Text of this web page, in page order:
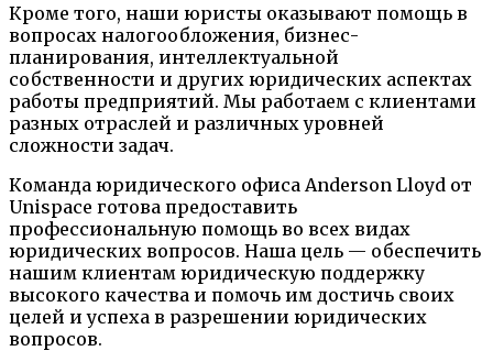
Кроме того, наши юристы оказывают помощь в
вопросах налогообложения, бизнес-
планирования, интеллектуальной
собственности и других юридических аспектах
работы предприятий. Мы работаем с клиентами
разных отраслей и различных уровней
сложности задач.
Команда юридического офиса Anderson Lloyd от
Unispace готова предоставить
профессиональную помощь во всех видах
юридических вопросов. Наша цель — обеспечить
нашим клиентам юридическую поддержку
высокого качества и помочь им достичь своих
целей и успеха в разрешении юридических
вопросов.